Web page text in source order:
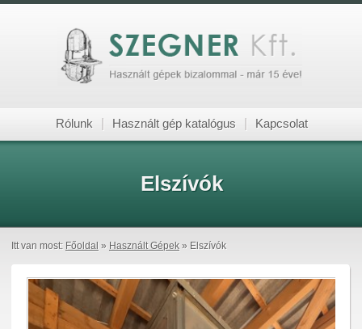
Rólunk Használt gép katalógus Kapcsolat
Elszívók
Itt van most: Főoldal » Használt Gépek » Elszívók